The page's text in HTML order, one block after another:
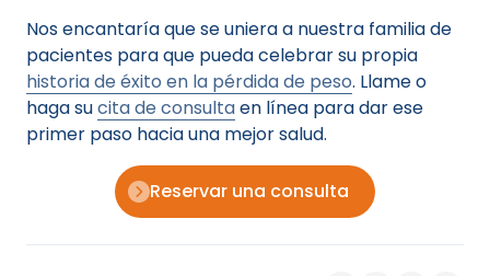
Nos encantaría que se uniera a nuestra familia de
pacientes para que pueda celebrar su propia
historia de éxito en la pérdida de peso. Llame o
haga sucita de consultaen línea para dar ese
primer paso hacia una mejor salud.
Reservar una consulta